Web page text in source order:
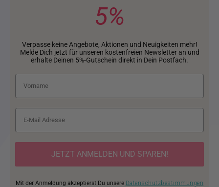
5%
Verpasse keine Angebote, Aktionen und Neuigkeiten mehr!
Melde Dich jetzt für unseren kostenfreien Newsletter an und
erhalte Deinen 5%-Gutschein direkt in Dein Postfach.
JETZT ANMELDEN UND SPAREN!
Mit der Anmeldung akzeptierst Du unsere Datenschutzbestimmungen